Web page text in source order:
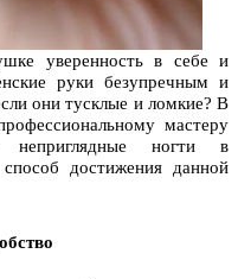
уверенность в себе и
руки безупречным и
они тусклые и ломкие? В
мастеру
неприглядные ногти в
достижения данной